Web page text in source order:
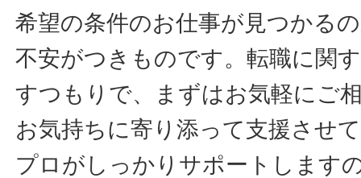
希望の条件のお仕事が見つかる
不安がつきものです。転職に関
すつもりで、まずはお気軽にご
お気持ちに寄り添って支援させ
プロがしっかりサポートします